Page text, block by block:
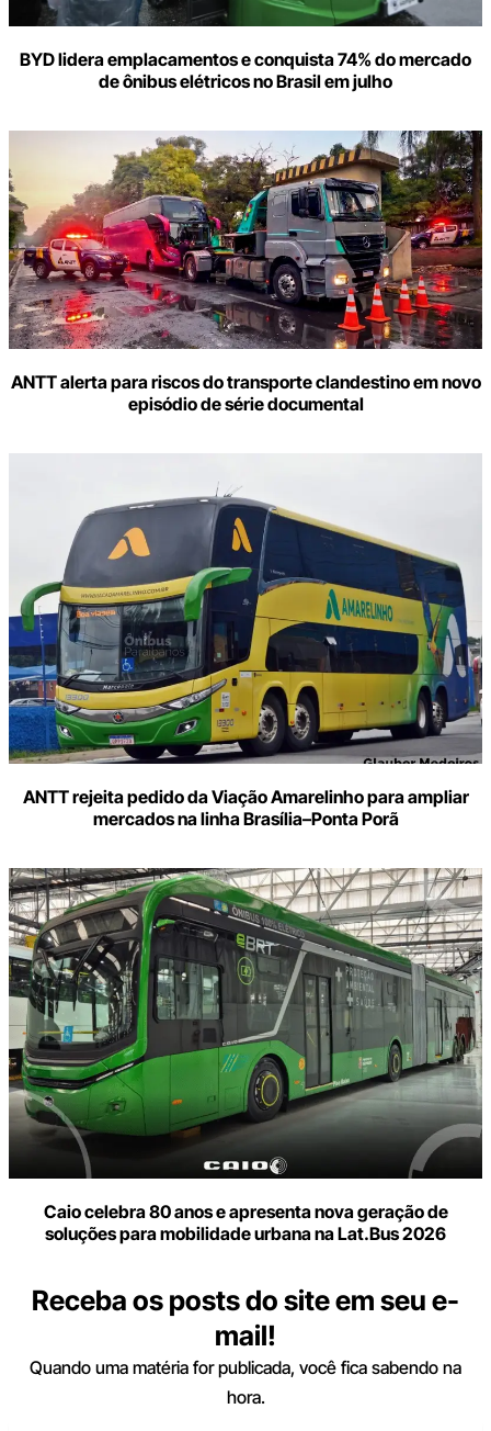
BYD lidera emplacamentos e conquista 74% do mercado
de ônibus elétricos no Brasil em julho
ANTT alerta para riscos do transporte clandestino em novo
episódio de série documental
ANTT rejeita pedido da Viação Amarelinho para ampliar
mercados na linha Brasília–Ponta Porã
Caio celebra 80 anos e apresenta nova geração de
soluções para mobilidade urbana na Lat.Bus 2026
Receba os posts do site em seu e-
mail!
Quando uma matéria for publicada, você fica sabendo na
hora.